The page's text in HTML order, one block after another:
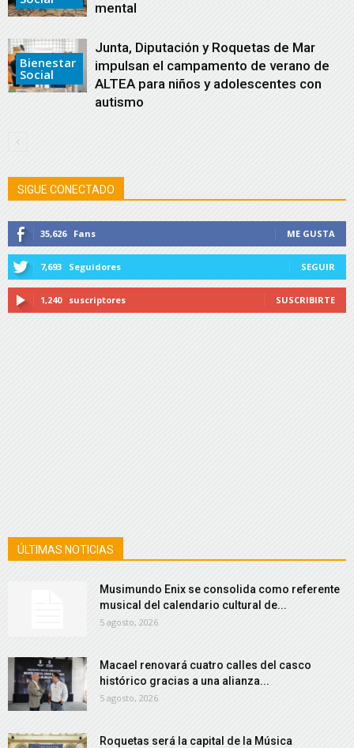
mental
Bienestar
Social
Junta, Diputación y Roquetas de Mar
impulsan el campamento de verano de
ALTEA para niños y adolescentes con
autismo
SIGUE CONECTADO
35,626 Fans ME GUSTA
7,693 Seguidores SEGUIR
1,240 suscriptores SUSCRIBIRTE
ÚLTIMAS NOTICIAS
Musimundo Enix se consolida como referente
musical del calendario cultural de...
5 agosto, 2026
Macael renovará cuatro calles del casco
histórico gracias a una alianza...
5 agosto, 2026
Roquetas será la capital de la Música